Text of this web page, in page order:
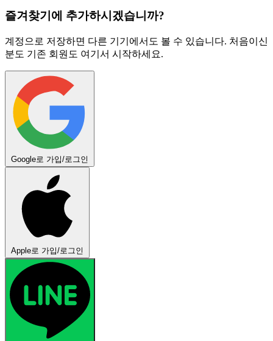
즐겨찾기에 추가하시겠습니까?
계정으로 저장하면 다른 기기에서도 볼 수 있습니다. 처음이신
분도 기존 회원도 여기서 시작하세요.
Google로 가입/로그인
Apple로 가입/로그인